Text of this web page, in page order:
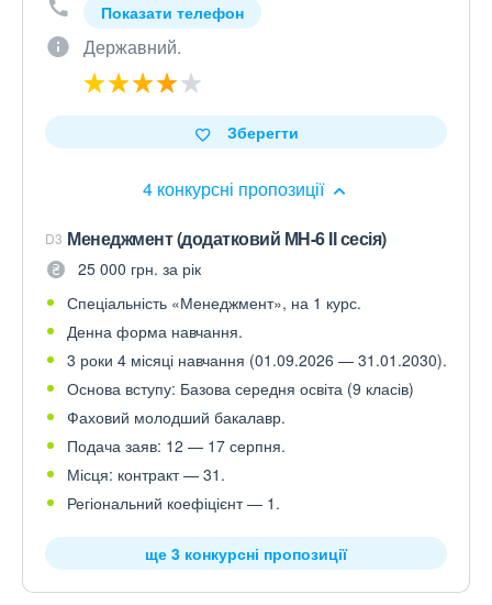
Показати телефон
Державний.
4 конкурсні пропозиції
Зберегти
D3 Менеджмент (додатковий МН-6 ІІ сесія)
25 000 грн. за рік
Спеціальність «Менеджмент», на 1 курс.
Денна форма навчання.
3 роки 4 місяці навчання (01.09.2026 — 31.01.2030).
Основа вступу: Базова середня освіта (9 класів)
Фаховий молодший бакалавр.
Подача заяв: 12 — 17 серпня.
Місця: контракт — 31.
Регіональний коефіцієнт — 1.
ще 3 конкурсні пропозиції